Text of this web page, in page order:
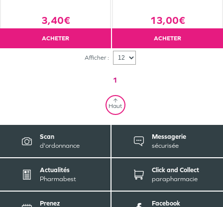
3,40€
ACHETER
13,00€
ACHETER
Afficher :
1
Haut
Scan
d'ordonnance
Messagerie
sécurisée
Actualités
Pharmabest
Click and Collect
parapharmacie
Prenez
Facebook